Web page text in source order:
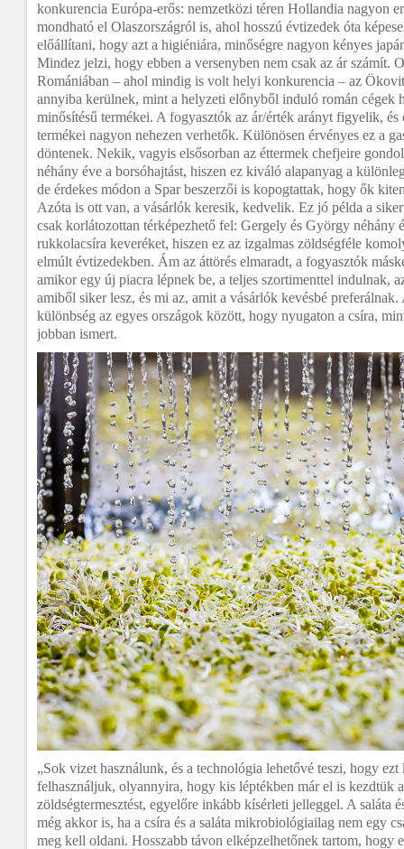
konkurencia Európa-erős: nemzetközi téren Hollandia nagyon
mondható el Olaszországról is, ahol hosszú évtizedek óta
előállítani, hogy azt a higiéniára, minőségre nagyon kényes
Mindez jelzi, hogy ebben a versenyben nem csak az ár számít.
Romániában – ahol mindig is volt helyi konkurencia – az
annyiba kerülnek, mint a helyzeti előnyből induló román cégek
minősítésű termékei. A fogyasztók az ár/érték arányt figyelik, és
termékei nagyon nehezen verhetők. Különösen érvényes ez a
döntenek. Nekik, vagyis elsősorban az éttermek chefjeire
néhány éve a borsóhajtást, hiszen ez kiváló alapanyag a
de érdekes módon a Spar beszerzői is kopogtattak, hogy ők
Azóta is ott van, a vásárlók keresik, kedvelik. Ez jó példa a
csak korlátozottan térképezhető fel: Gergely és György néhány
rukkolacsíra keveréket, hiszen ez az izgalmas zöldségféle
elmúlt évtizedekben. Ám az áttörés elmaradt, a fogyasztók
amikor egy új piacra lépnek be, a teljes szortimenttel indulnak,
amiből siker lesz, és mi az, amit a vásárlók kevésbé
különbség az egyes országok között, hogy nyugaton a csíra,
jobban ismert.
„Sok vizet használunk, és a technológia lehetővé teszi, hogy ezt
felhasználjuk, olyannyira, hogy kis léptékben már el is kezdtük
zöldségtermesztést, egyelőre inkább kísérleti jelleggel. A saláta
még akkor is, ha a csíra és a saláta mikrobiológiailag nem egy
meg kell oldani. Hosszabb távon elképzelhetőnek tartom, hogy